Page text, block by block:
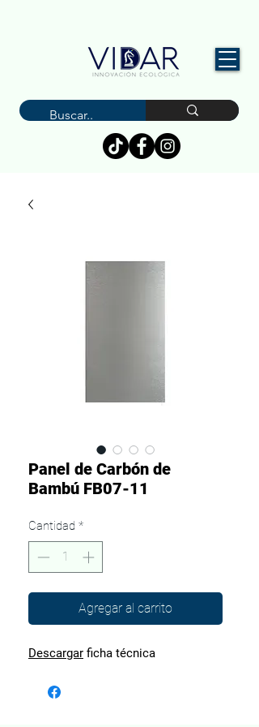
Panel de Carbón de
Bambú FB07-11
Cantidad *
Agregar al carrito
Descargar ficha técnica